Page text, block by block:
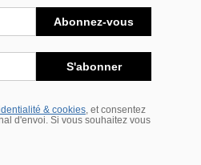
Abonnez-vous
S'abonner
& cookies, et consentez
d'envoi. Si vous souhaitez vous